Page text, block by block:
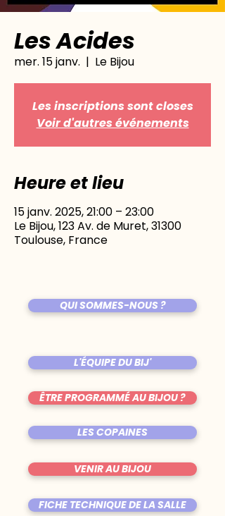
Les Acides
mer. 15 janv.
  |
Le Bijou
Les inscriptions sont closes
Voir d'autres événements
Heure et lieu
15 janv. 2025, 21:00 – 23:00
Le Bijou, 123 Av. de Muret, 31300
Toulouse, France
QUI SOMMES-NOUS ?
L'ÉQUIPE DU BIJ'
ÊTRE PROGRAMMÉ AU BIJOU ?
LES COPAINES
VENIR AU BIJOU
FICHE TECHNIQUE DE LA SALLE